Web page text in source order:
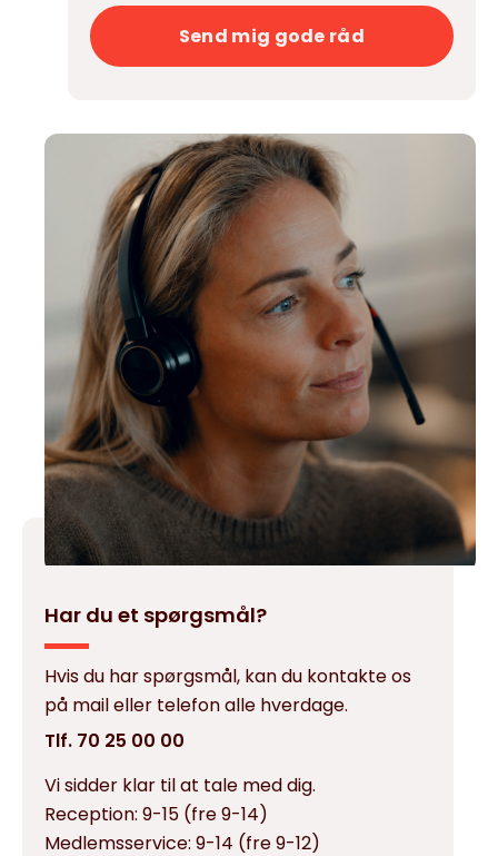
Send mig gode råd
Har du et spørgsmål?
Hvis du har spørgsmål, kan du kontakte os
på mail eller telefon alle hverdage.
Tlf. 70 25 00 00
Vi sidder klar til at tale med dig.
Reception: 9-15 (fre 9-14)
Medlemsservice: 9-14 (fre 9-12)